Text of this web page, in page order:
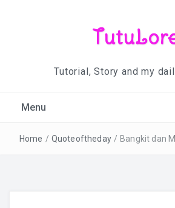
Tutorial, Story and my
Menu
Home / Quoteoftheday / Bangkit dan